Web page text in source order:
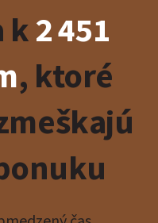
k2 451
, ktoré